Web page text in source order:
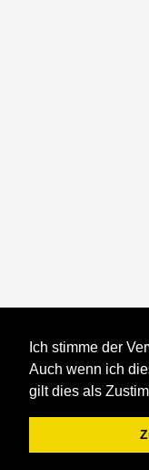
Ich stimme der
Auch wenn ich
gilt dies als